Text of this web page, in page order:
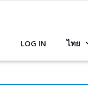
LOG IN ไทย